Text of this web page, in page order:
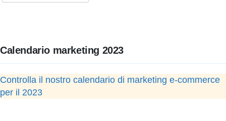
Calendario marketing 2023
Controlla il nostro calendario di marketing e-commerce
per il 2023